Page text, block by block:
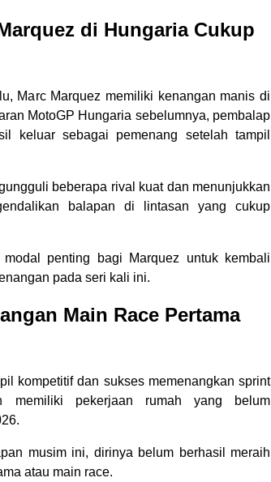
di Hungaria Cukup
Marc Marquez memiliki kenangan manis di
MotoGP Hungaria sebelumnya, pembalap
keluar sebagai pemenang setelah tampil
beberapa rival kuat dan menunjukkan
balapan di lintasan yang cukup
penting bagi Marquez untuk kembali
pada seri kali ini.
Main Race Pertama
kompetitif dan sukses memenangkan sprint
memiliki pekerjaan rumah yang belum
musim ini, dirinya belum berhasil meraih
atau main race.